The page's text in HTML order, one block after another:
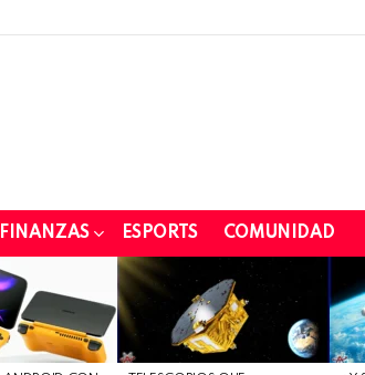
FINANZAS ESPORTS COMUNIDAD